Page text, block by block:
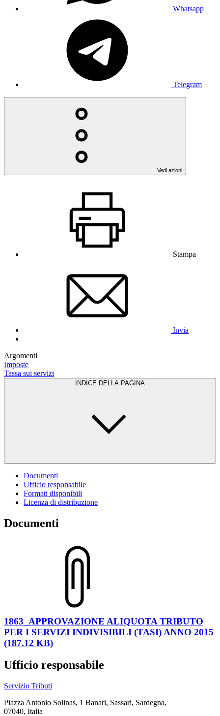
Whatsapp
Telegram
Vedi azioni
Stampa
Invia
Argomenti
Imposte
Tassa sui servizi
INDICE DELLA PAGINA
Documenti
Ufficio responsabile
Formati disponibili
Licenza di distribuzione
Documenti
1863_APPROVAZIONE ALIQUOTA TRIBUTO
PER I SERVIZI INDIVISIBILI (TASI) ANNO 2015
(187.12 KB)
Ufficio responsabile
Servizio Tributi
Piazza Antonio Solinas, 1 Banari, Sassari, Sardegna,
07040, Italia